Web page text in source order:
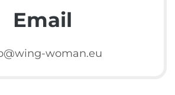
Email
woman.eu